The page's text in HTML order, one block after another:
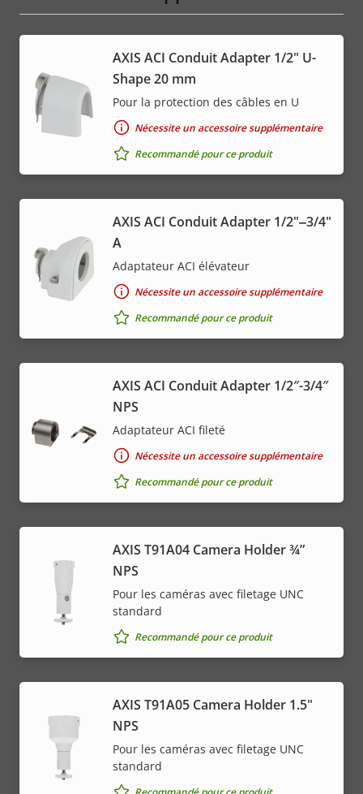
AXIS ACI Conduit Adapter 1/2" U-
Shape 20 mm
Pour la protection des câbles en U
Nécessite un accessoire supplémentaire
Recommandé pour ce produit
AXIS ACI Conduit Adapter 1/2"‒3/4"
A
Adaptateur ACI élévateur
Nécessite un accessoire supplémentaire
Recommandé pour ce produit
AXIS ACI Conduit Adapter 1/2″-3/4″
NPS
Adaptateur ACI fileté
Nécessite un accessoire supplémentaire
Recommandé pour ce produit
AXIS T91A04 Camera Holder ¾”
NPS
Pour les caméras avec filetage UNC
standard
Recommandé pour ce produit
AXIS T91A05 Camera Holder 1.5"
NPS
Pour les caméras avec filetage UNC
standard